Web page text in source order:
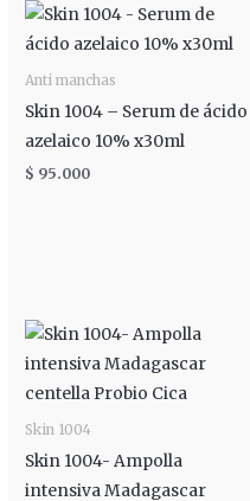
Anti manchas
Skin 1004 – Serum de ácido
azelaico 10% x30ml
$ 95.000
Skin 1004
Skin 1004- Ampolla
intensiva Madagascar
Rango
precios:
$ 95.000